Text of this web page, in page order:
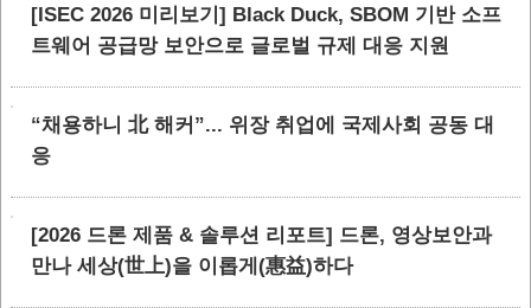
[ISEC 2026 미리보기] Black Duck, SBOM 기반 소프
트웨어 공급망 보안으로 글로벌 규제 대응 지원
“채용하니 北 해커”... 위장 취업에 국제사회 공동 대
응
[2026 드론 제품 & 솔루션 리포트] 드론, 영상보안과
만나 세상(世上)을 이롭게(惠益)하다